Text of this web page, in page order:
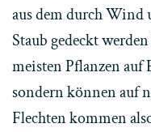
aus dem durch Wind
Staub gedeckt
meisten Pflanzen auf
sondern können auf
Flechten kommen